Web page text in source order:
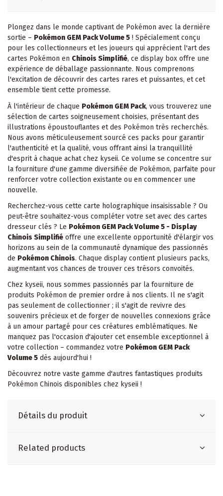
Plongez dans le monde captivant de Pokémon avec la dernière
sortie – Pokémon GEM Pack Volume 5 ! Spécialement conçu
pour les collectionneurs et les joueurs qui apprécient l'art des
cartes Pokémon en Chinois Simplifié, ce display box offre une
expérience de déballage passionnante. Nous comprenons
l'excitation de découvrir des cartes rares et puissantes, et cet
ensemble tient cette promesse.
À l'intérieur de chaque Pokémon GEM Pack, vous trouverez une
sélection de cartes soigneusement choisies, présentant des
illustrations époustouflantes et des Pokémon très recherchés.
Nous avons méticuleusement sourcé ces packs pour garantir
l'authenticité et la qualité, vous offrant ainsi la tranquillité
d'esprit à chaque achat chez kyseii. Ce volume se concentre sur
la fourniture d'une gamme diversifiée de Pokémon, parfaite pour
renforcer votre collection existante ou en commencer une
nouvelle.
Recherchez-vous cette carte holographique insaisissable ? Ou
peut-être souhaitez-vous compléter votre set avec des cartes
dresseur clés ? Le Pokémon GEM Pack Volume 5 - Display
Chinois Simplifié offre une excellente opportunité d'élargir vos
horizons au sein de la communauté dynamique des passionnés
de Pokémon Chinois. Chaque display contient plusieurs packs,
augmentant vos chances de trouver ces trésors convoités.
Chez kyseii, nous sommes passionnés par la fourniture de
produits Pokémon de premier ordre à nos clients. Il ne s'agit
pas seulement de collectionner ; il s'agit de revivre des
souvenirs précieux et de forger de nouvelles connexions grâce
à un amour partagé pour ces créatures emblématiques. Ne
manquez pas l'occasion d'ajouter cet ensemble exceptionnel à
votre collection – commandez votre Pokémon GEM Pack
Volume 5 dès aujourd'hui !
Découvrez notre vaste gamme d'autres fantastiques produits
Pokémon Chinois disponibles chez kyseii !
Détails du produit
Related products